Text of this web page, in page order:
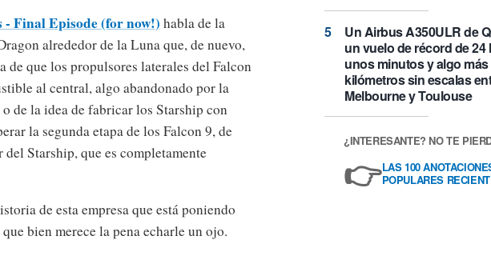
- Final Episode (for now!) habla de la
alrededor de la Luna que, de nuevo,
que los propulsores laterales del Falcon
al central, algo abandonado por la
de la idea de fabricar los Starship con
la segunda etapa de los Falcon 9, de
Starship, que es completamente
de esta empresa que está poniendo
bien merece la pena echarle un ojo.
Un Airbus A350ULR de
un vuelo de récord de 24
unos minutos y algo más
kilómetros sin escalas
Melbourne y Toulouse
¿INTERESANTE? NO TE
👉LAS 100
POPULARES